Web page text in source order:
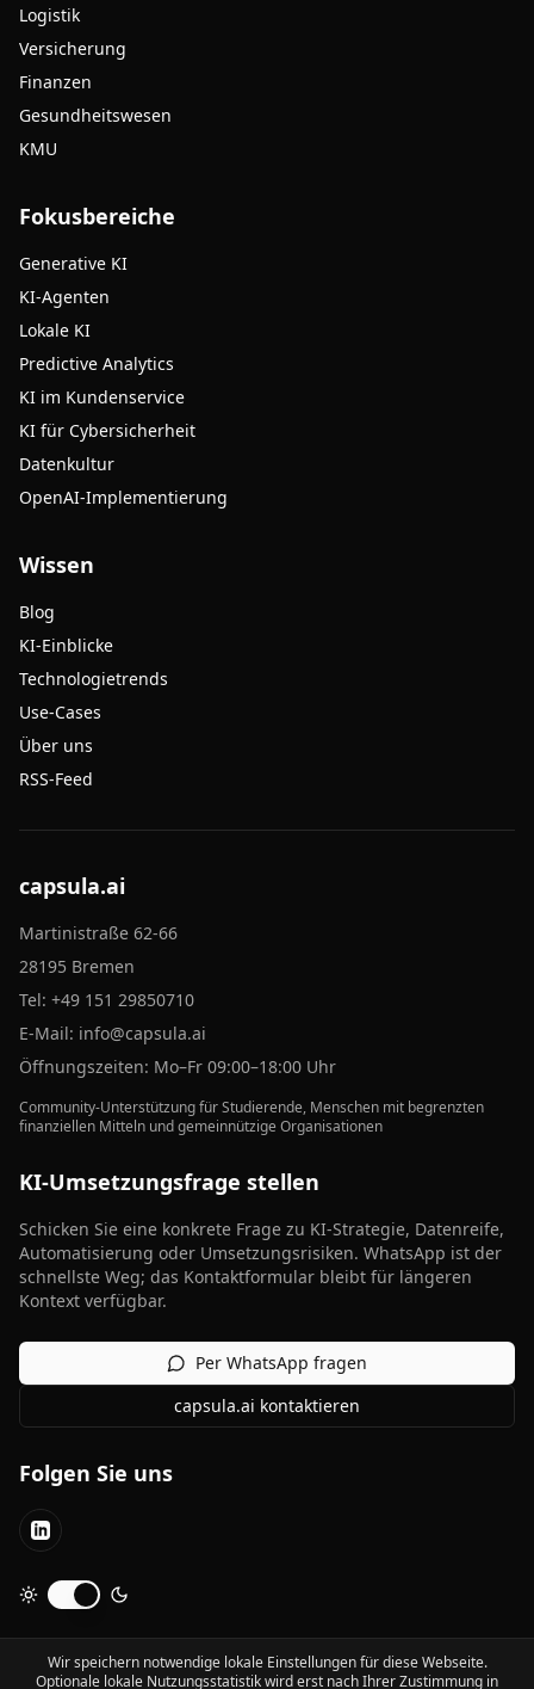
Logistik
Versicherung
Finanzen
Gesundheitswesen
KMU
Fokusbereiche
Generative KI
KI-Agenten
Lokale KI
Predictive Analytics
KI im Kundenservice
KI für Cybersicherheit
Datenkultur
OpenAI-Implementierung
Wissen
Blog
KI-Einblicke
Technologietrends
Use-Cases
Über uns
RSS-Feed
capsula.ai
Martinistraße 62-66
28195 Bremen
Tel: +49 151 29850710
E-Mail: info@capsula.ai
Öffnungszeiten: Mo–Fr 09:00–18:00 Uhr
Community-Unterstützung für Studierende, Menschen mit begrenzten
finanziellen Mitteln und gemeinnützige Organisationen
KI-Umsetzungsfrage stellen
Schicken Sie eine konkrete Frage zu KI-Strategie, Datenreife,
Automatisierung oder Umsetzungsrisiken. WhatsApp ist der
schnellste Weg; das Kontaktformular bleibt für längeren
Kontext verfügbar.
Per WhatsApp fragen
capsula.ai kontaktieren
Folgen Sie uns
LinkedIn
Dunkelmodus umschalten
Wir speichern notwendige lokale Einstellungen für diese Webseite.
Optionale lokale Nutzungsstatistik wird erst nach Ihrer Zustimmung in